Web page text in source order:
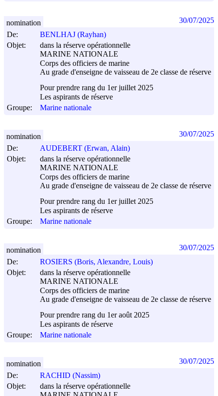
De:
BENLHAJ (Rayhan)
Objet:
dans la réserve opérationnelle
MARINE NATIONALE
Corps des officiers de marine
Au grade d'enseigne de vaisseau de 2e classe de réserve
Pour prendre rang du 1er juillet 2025
Les aspirants de réserve
Groupe:
Marine nationale
nomination 30/07/2025
De:
AUDEBERT (Erwan, Alain)
Objet:
dans la réserve opérationnelle
MARINE NATIONALE
Corps des officiers de marine
Au grade d'enseigne de vaisseau de 2e classe de réserve
Pour prendre rang du 1er juillet 2025
Les aspirants de réserve
Groupe:
Marine nationale
nomination 30/07/2025
De:
ROSIERS (Boris, Alexandre, Louis)
Objet:
dans la réserve opérationnelle
MARINE NATIONALE
Corps des officiers de marine
Au grade d'enseigne de vaisseau de 2e classe de réserve
Pour prendre rang du 1er août 2025
Les aspirants de réserve
Groupe:
Marine nationale
nomination 30/07/2025
De:
RACHID (Nassim)
Objet:
dans la réserve opérationnelle
nomination 30/07/2025